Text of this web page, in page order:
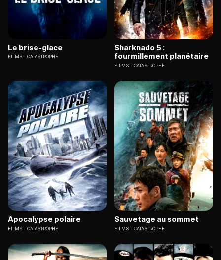
Le brise-glace
FILMS CATASTROPHE
Sharknado 5 :
fourmillement planétaire
FILMS CATASTROPHE
Apocalypse polaire
FILMS CATASTROPHE
Sauvetage au sommet
FILMS CATASTROPHE